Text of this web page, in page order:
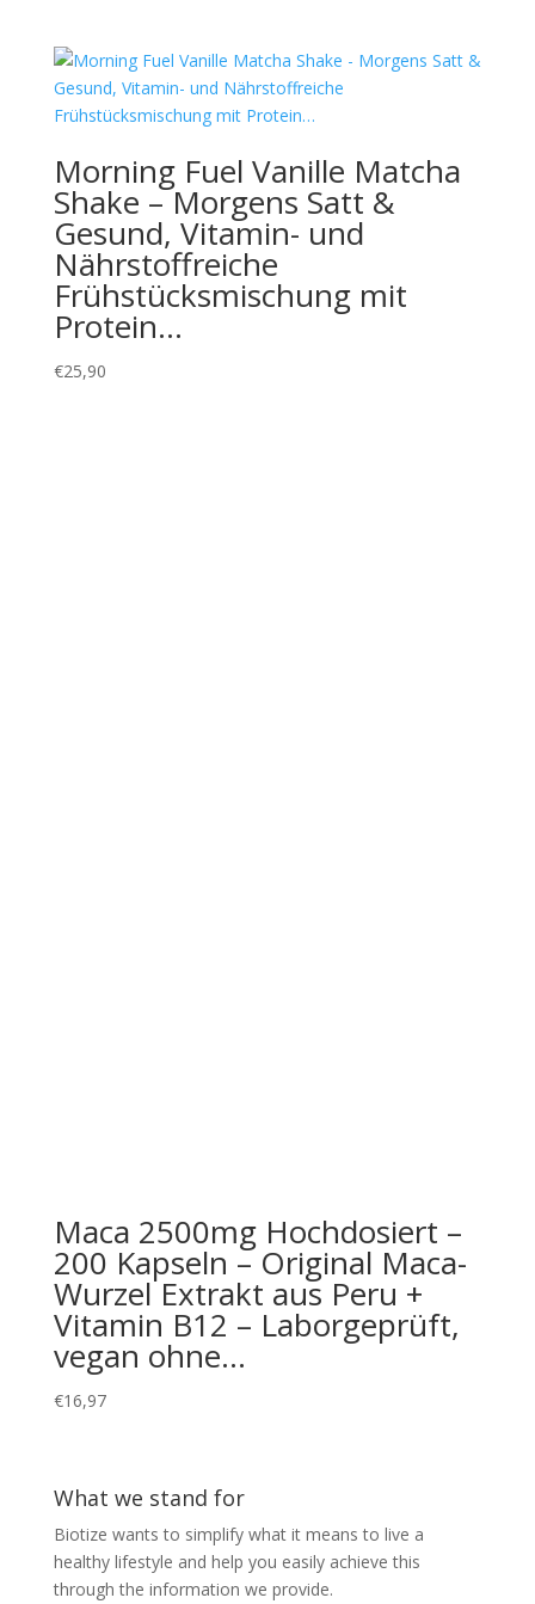
Morning Fuel Vanille Matcha
Shake – Morgens Satt &
Gesund, Vitamin- und
Nährstoffreiche
Frühstücksmischung mit
Protein…
€25,90
Maca 2500mg Hochdosiert –
200 Kapseln – Original Maca-
Wurzel Extrakt aus Peru +
Vitamin B12 – Laborgeprüft,
vegan ohne…
€16,97
What we stand for
Biotize wants to simplify what it means to live a
healthy lifestyle and help you easily achieve this
through the information we provide.